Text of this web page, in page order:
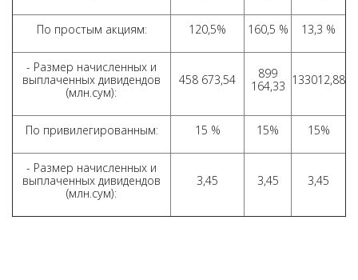
По простым акциям: 120,5% 160,5 % 13,3 %
- Размер начисленных и
выплаченных дивидендов
(млн.сум):
458 673,54
899
164,33 133012,88
По привилегированным: 15 % 15% 15%
- Размер начисленных и
выплаченных дивидендов
(млн.сум):
3,45 3,45 3,45